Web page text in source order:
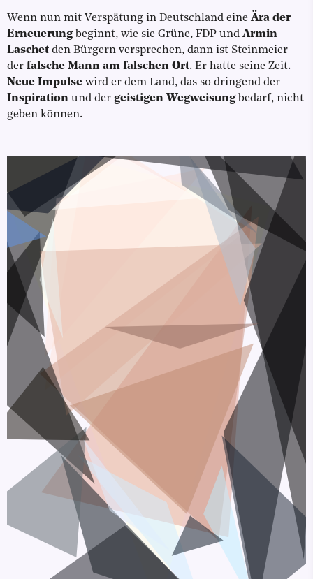
Wenn nun mit Verspätung in Deutschland eine Ära der
Erneuerungbeginnt, wie sie Grüne, FDP und Armin
Laschet den Bürgern versprechen, dann ist Steinmeier
der falsche Mann am falschen Ort. Er hatte seine Zeit.
Neue Impulse wird er dem Land, das so dringend der
Inspiration und der geistigen Wegweisung bedarf, nicht
geben können.